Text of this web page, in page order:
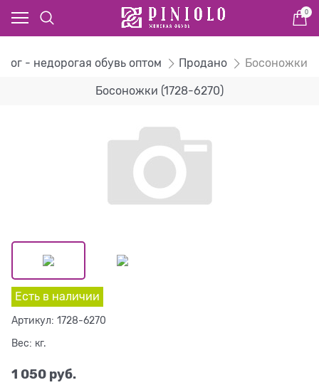
0
- недорогая обувь оптом Продано Босоножки
Босоножки (1728-6270)
Есть в наличии
Артикул: 1728-6270
Вес: кг.
1 050 руб.